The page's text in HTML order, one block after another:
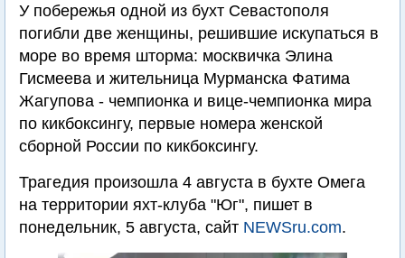
У побережья одной из бухт Севастополя
погибли две женщины, решившие искупаться в
море во время шторма: москвичка Элина
Гисмеева и жительница Мурманска Фатима
Жагупова - чемпионка и вице-чемпионка мира
по кикбоксингу, первые номера женской
сборной России по кикбоксингу.
Трагедия произошла 4 августа в бухте Омега
на территории яхт-клуба "Юг", пишет в
понедельник, 5 августа, сайт NEWSru.com.